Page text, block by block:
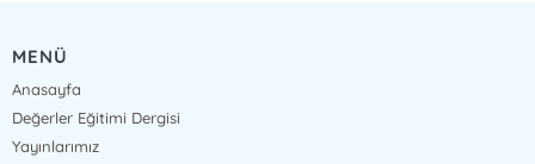
MENÜ
Anasayfa
Değerler Eğitimi Dergisi
Yayınlarımız